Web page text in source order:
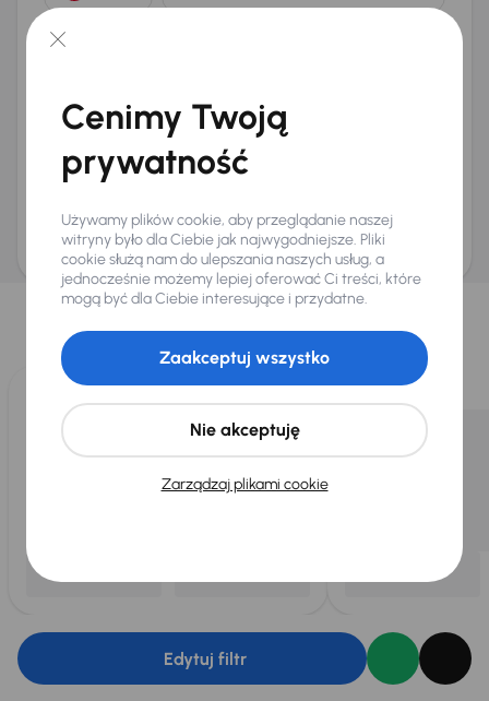
E-mail
Na numer telefonu (opcjonalnie)
Wyślij zapytanie
ani zagwarantowaną dostępnością pojazdu. AURES Holdings a.s., z siedzibą
Dopraváků 874/15, Čimice, 184 00 Praga 8, będzie przechowywać i przetwarzać
Twoje dane osobowe zgodnie z zasadami ochrony i przetwarzaniadanych
osobowych
Wybraliśmy dla Ciebie
Wybieramy dla Ciebienajlepsze pojazdyz naszej oferty. Kupimy
dla Ciebiedo 400 pojazdówkażdego dnia.
Edytuj filtr
Cenimy Twoją
prywatność
Używamy plików cookie, aby przeglądanie naszej
witryny było dla Ciebie jak najwygodniejsze. Pliki
cookie służą nam do ulepszania naszych usług, a
jednocześnie możemy lepiej oferować Ci treści, które
mogą być dla Ciebie interesujące i przydatne.
Zarządzaj plikami cookie
Nie akceptuję
Zaakceptuj wszystko